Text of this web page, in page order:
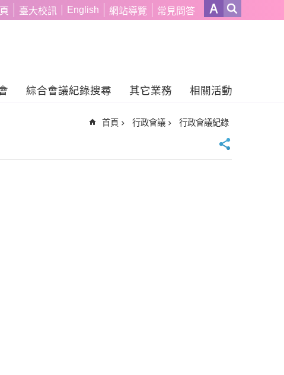
臺大校訊 English 網站導覽 常見問答
綜合會議紀錄搜尋 其它業務 相關活動
首頁 行政會議 行政會議紀錄